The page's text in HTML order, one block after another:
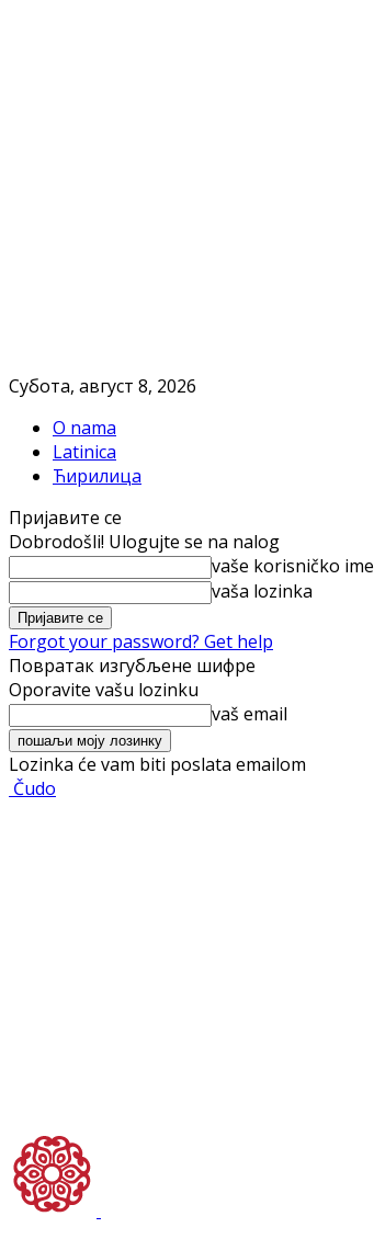
Субота, август 8, 2026
O nama
Latinica
Ћирилица
Пријавите се
Dobrodošli! Ulogujte se na nalog
vaše korisničko ime
vaša lozinka
Forgot your password? Get help
Повратак изгубљене шифре
Oporavite vašu lozinku
vaš email
Lozinka će vam biti poslata emailom
Čudo